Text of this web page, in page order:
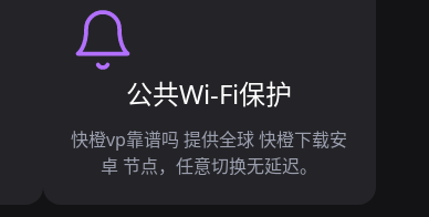
公共Wi-Fi保护
快橙vp靠谱吗 提供全球 快橙下载安
卓 节点，任意切换无延迟。